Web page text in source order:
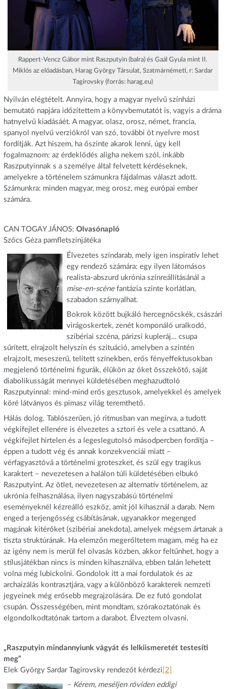
Rappert-Vencz Gábor mint Raszputyin (balra) és Gaál Gyula mint II.
Miklós az előadásban, Harag György Társulat, Szatmárnémeti, r: Sardar
Tagirovsky (forrás: harag.eu)
Nyilván elégtételt. Annyira, hogy a magyar nyelvű színházi
bemutató napjára időzítettem a könyvbemutatót is, vagyis a dráma
hatnyelvű kiadásáét. A magyar, olasz, orosz, német, francia,
spanyol nyelvű verziókról van szó, további öt nyelvre most
fordítják. Azt hiszem, ha őszinte akarok lenni, úgy kell
fogalmaznom: az érdeklődés aligha nekem szól, inkább
Raszputyinnak s a személye által felvetett kérdéseknek,
amelyekre a történelem számunkra fájdalmas választ adott.
Számunkra: minden magyar, meg orosz, meg európai ember
számára.
CAN TOGAY JÁNOS: Olvasónapló
Szőcs Géza pamfletszínjátéka
Élvezetes színdarab, mely igen inspiratív lehet
egy rendező számára: egy ilyen látomásos
realista-abszurd ukrónia színreállításánál a
mise-en-scène fantázia szinte korlátlan,
szabadon szárnyalhat.
Bokrok között bujkáló hercegnőcskék, császári
virágoskertek, zenét komponáló uralkodó,
szibériai szcéna, párizsi kupleráj… csupa
sűrített, elrajzolt helyszín és szituáció, amelyben a szintén
elrajzolt, meseszerű, telített színekben, erős fényeffektusokban
megjelenő történelmi figurák, élükön az őket összekötő, saját
diabolikusságát mennyei küldetésében meghazudtoló
Raszputyinnal: mind-mind erős gesztusok, amelyekkel és amelyek
köré látványos és pimasz világ teremthető.
Hálás dolog. Tablószerűen, jó ritmusban van megírva, a tudott
végkifejlet ellenére is élvezetes a sztori és vele a csattanó. A
végkifejlet hirtelen és a legeslegutolsó másodpercben fordítja –
éppen a tudott vég és annak konzekvenciái miatt –
vérfagyasztóvá a történelmi groteszket, és szül egy tragikus
karaktert – nevezetesen a halálon túli küldetésében elbukó
Raszputyint. Az ötlet, nevezetesen az alternatív történelem, az
ukrónia felhasználása, ilyen nagyszabású történelmi
eseményeknél kézreálló eszköz, amit jól kihasznál a darab. Nem
enged a terjengősség csábításának, ugyanakkor megenged
magának kitérőket (szibériai anekdota), amelyek mégsem ártanak a
tiszta struktúrának. Ha elemzőn megerőltetem magam, még ha ez
az igény nem is merül fel olvasás közben, akkor feltűnhet, hogy a
stílusjátékban nincs is minden kihasználva, ebben talán lehetett
volna még lubickolni. Gondolok itt a mai fordulatok és az
archaizálás kontrasztjára, vagy a különböző karakterek nemzeti
jegyeinek még erősebb megrajzolására. De ez futó gondolat
csupán. Összességében, mint mondtam, szórakoztatónak és
elgondolkodtatónak tartom a darabot. Élveztem olvasni.
„Raszputyin mindannyiunk vágyát és lelkiismeretét testesíti
meg”
Elek György Sardar Tagirovsky rendezőt kérdezi [2]
– Kérem, meséljen röviden eddigi